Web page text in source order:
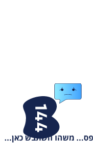
משהו השתבש כאן...